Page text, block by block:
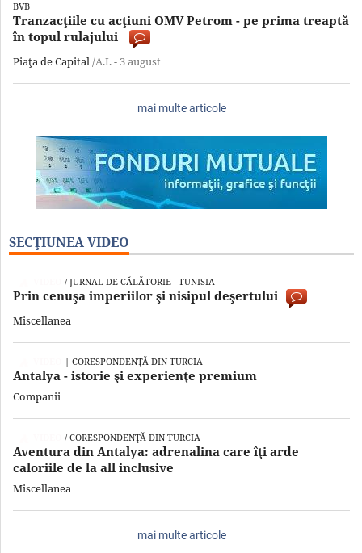
BVB
Tranzacţiile cu acţiuni OMV Petrom - pe prima treaptă
în topul rulajului
Piaţa de Capital/A.I. - 3 august
mai multe articole
SECŢIUNEA VIDEO
/ JURNAL DE CĂLĂTORIE - TUNISIA
Prin cenuşa imperiilor şi nisipul deşertului
Miscellanea
| CORESPONDENŢĂ DIN TURCIA
Antalya - istorie şi experienţe premium
Companii
/ CORESPONDENŢĂ DIN TURCIA
Aventura din Antalya: adrenalina care îţi arde
caloriile de la all inclusive
Miscellanea
mai multe articole